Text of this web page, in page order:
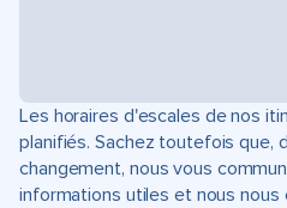
Les horaires d'escales de nos
planifiés. Sachez toutefois que,
changement, nous vous
informations utiles et nous